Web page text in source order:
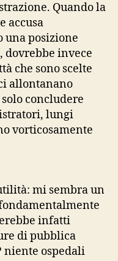
Quando la
accusa
una posizione
dovrebbe invece
che sono scelte
allontanano
concludere
lungi
vorticosamente
mi sembra un
infatti
di pubblica
ospedali